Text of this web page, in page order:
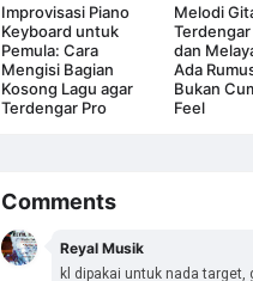
Improvisasi Piano
Keyboard untuk
Pemula: Cara
Mengisi Bagian
Kosong Lagu agar
Terdengar Pro
Melodi
Terdengar
dan
Ada
Bukan
Feel
Comments
Reyal Musik
kl dipakai untuk nada target,